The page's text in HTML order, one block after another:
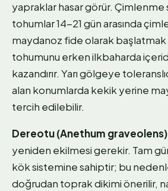
yapraklar hasar görür. Çimlenme
tohumlar 14-21 gün arasında
maydanoz fide olarak başlatmak
tohumunu erken ilkbaharda
kazandırır. Yarı gölgeye
alan konumlarda kekik yerine
tercih edilebilir.
Dereotu (Anethum
yeniden ekilmesi gerekir. Tam
kök sistemine sahiptir; bu
doğrudan toprak dikimi önerilir,